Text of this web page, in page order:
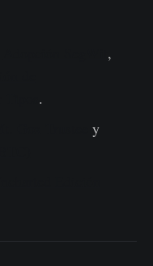
,
.
y